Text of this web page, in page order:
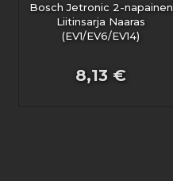
Bosch Jetronic 2-napainen
Liitinsarja Naaras
(EV1/EV6/EV14)
8,13 €